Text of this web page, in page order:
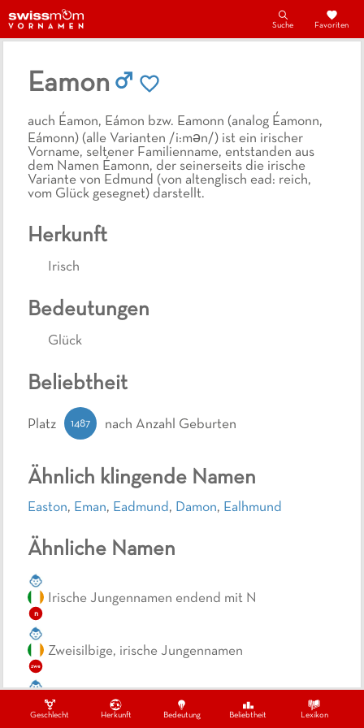
Geschlecht Herkunft Bedeutung Beliebtheit Lexikon
Suche Favoriten
Eamon
auch Éamon, Eámon bzw. Eamonn (analog Éamonn,
Eámonn) (alle Varianten /i:mən/) ist ein irischer
Vorname, seltener Familienname, entstanden aus
dem Namen Éamonn, der seinerseits die irische
Variante von Edmund (von altenglisch ead: reich,
vom Glück gesegnet) darstellt.
Herkunft
Irisch
Bedeutungen
Glück
Ähnlich klingende Namen
Easton, Eman, Eadmund, Damon, Ealhmund
Ähnliche Namen
n
Irische Jungennamen endend mit N
zwe
Zweisilbige, irische Jungennamen
Zweisilbige Jungennamen mit Bedeutung Glück
Beliebtheit
Platz 1487 nach Anzahl Geburten